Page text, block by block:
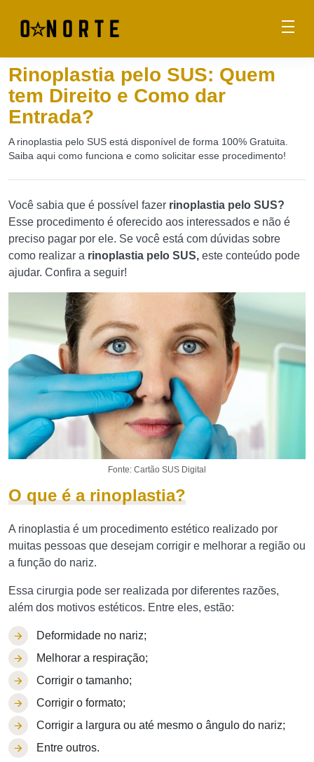
Rinoplastia pelo SUS: Quem
tem Direito e Como dar
Entrada?
A rinoplastia pelo SUS está disponível de forma 100% Gratuita.
Saiba aqui como funciona e como solicitar esse procedimento!
Você sabia que é possível fazer rinoplastia pelo SUS?
Esse procedimento é oferecido aos interessados e não é
preciso pagar por ele. Se você está com dúvidas sobre
como realizar a rinoplastia pelo SUS, este conteúdo pode
ajudar. Confira a seguir!
Fonte: Cartão SUS Digital
O que é a rinoplastia?
A rinoplastia é um procedimento estético realizado por
muitas pessoas que desejam corrigir e melhorar a região ou
a função do nariz.
Essa cirurgia pode ser realizada por diferentes razões,
além dos motivos estéticos. Entre eles, estão:
Deformidade no nariz;
Melhorar a respiração;
Corrigir o tamanho;
Corrigir o formato;
Corrigir a largura ou até mesmo o ângulo do nariz;
Entre outros.